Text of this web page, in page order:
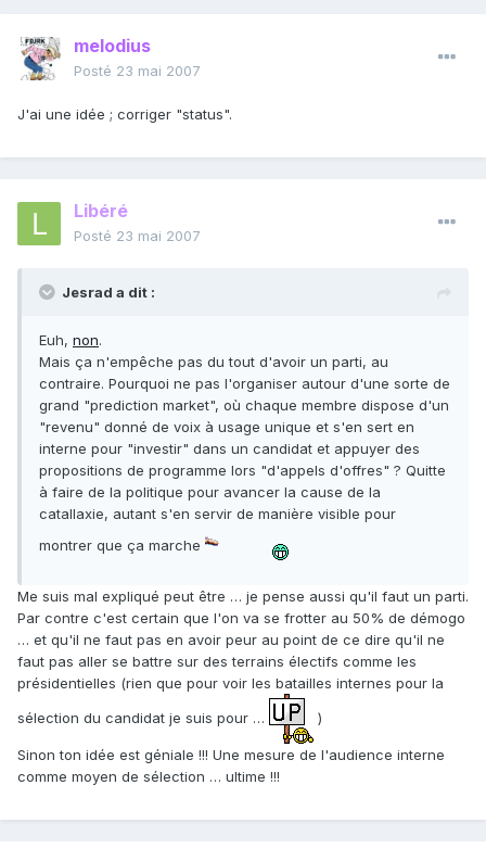
melodius
Posté 23 mai 2007
J'ai une idée ; corriger "status".
Libéré
Posté 23 mai 2007
Jesrad a dit :
Euh, non.
Mais ça n'empêche pas du tout d'avoir un parti, au
contraire. Pourquoi ne pas l'organiser autour d'une sorte de
grand "prediction market", où chaque membre dispose d'un
"revenu" donné de voix à usage unique et s'en sert en
interne pour "investir" dans un candidat et appuyer des
propositions de programme lors "d'appels d'offres" ? Quitte
à faire de la politique pour avancer la cause de la
catallaxie, autant s'en servir de manière visible pour
montrer que ça marche
Me suis mal expliqué peut être … je pense aussi qu'il faut un parti.
Par contre c'est certain que l'on va se frotter au 50% de démogo
… et qu'il ne faut pas en avoir peur au point de ce dire qu'il ne
faut pas aller se battre sur des terrains électifs comme les
présidentielles (rien que pour voir les batailles internes pour la
sélection du candidat je suis pour …
)
Sinon ton idée est géniale !!! Une mesure de l'audience interne
comme moyen de sélection … ultime !!!